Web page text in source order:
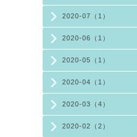
2020-07（1）
2020-06（1）
2020-05（1）
2020-04（1）
2020-03（4）
2020-02（2）